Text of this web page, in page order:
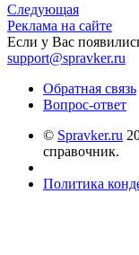
Следующая
Реклама на сайте
Если у Вас
support@spravker.ru
Обратная связь
Вопрос-ответ
© Spravker.ru
справочник.
Политика